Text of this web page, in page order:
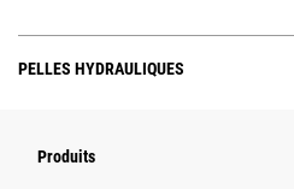
PELLES HYDRAULIQUES
Produits